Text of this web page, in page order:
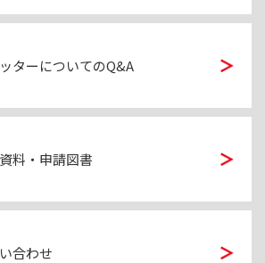
ターについてのQ&A
料・申請図書
合わせ